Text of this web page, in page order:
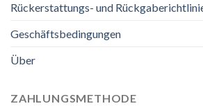
Rückerstattungs- und
Geschäftsbedingungen
Über
ZAHLUNGSMETHODE